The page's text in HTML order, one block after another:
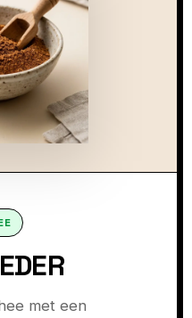
met een